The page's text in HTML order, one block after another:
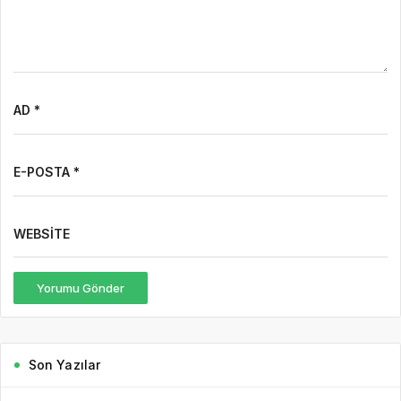
AD *
E-POSTA *
WEBSITE
Yorumu Gönder
Son Yazılar